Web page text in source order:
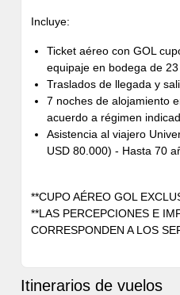
Incluye:
Ticket aéreo con GOL
equipaje en bodega de 23
Traslados de llegada y
7 noches de alojamiento
acuerdo a régimen
Asistencia al viajero
USD 80.000) - Hasta 70
**CUPO AÉREO GOL
**LAS PERCEPCIONES E
CORRESPONDEN A LOS
Itinerarios de vuelos